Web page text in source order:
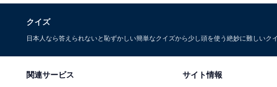
クイズ
日本人なら答えられないと恥ずかしい簡単なクイズから少し頭を使う絶妙に難しい
関連サービス サイト情報